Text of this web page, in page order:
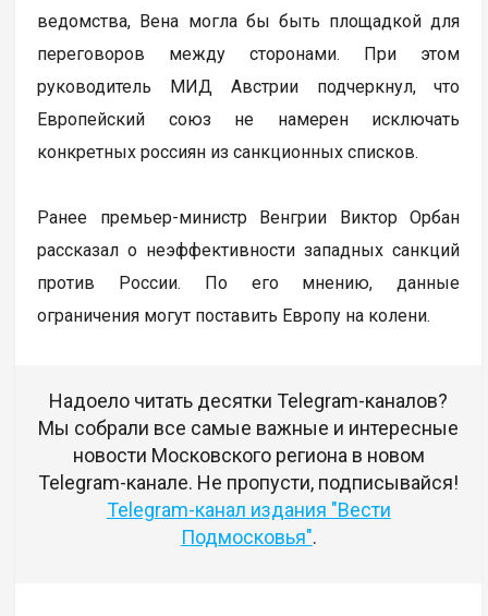
ведомства, Вена могла бы быть площадкой для
переговоров между сторонами. При этом
руководитель МИД Австрии подчеркнул, что
Европейский союз не намерен исключать
конкретных россиян из санкционных списков.
Ранее премьер-министр Венгрии Виктор Орбан
рассказал о неэффективности западных санкций
против России. По его мнению, данные
ограничения могут поставить Европу на колени.
Надоело читать десятки Telegram-каналов?
Мы собрали все самые важные и интересные
новости Московского региона в новом
Telegram-канале. Не пропусти, подписывайся!
Telegram-канал издания "Вести
Подмосковья".